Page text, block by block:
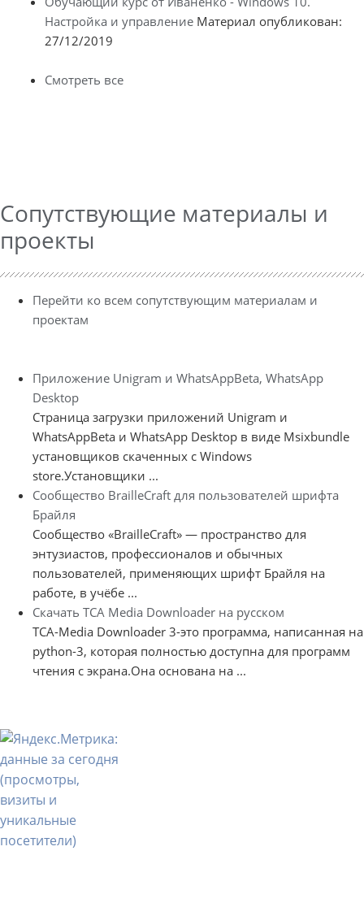
Настройка и управление Материал опубликован:
27/12/2019
Смотреть все
Сопутствующие материалы и
проекты
Перейти ко всем сопутствующим материалам и
проектам
Приложение Unigram и WhatsAppBeta, WhatsApp
Desktop
Страница загрузки приложений Unigram и
WhatsAppBeta и WhatsApp Desktop в виде Msixbundle
установщиков скаченных с Windows
store.Установщики ...
Сообщество BrailleCraft для пользователей шрифта
Брайля
Сообщество «BrailleCraft» — пространство для
энтузиастов, профессионалов и обычных
пользователей, применяющих шрифт Брайля на
работе, в учёбе ...
Скачать TCA Media Downloader на русском
TCA-Media Downloader 3-это программа, написанная на
python-3, которая полностью доступна для программ
чтения с экрана.Она основана на ...